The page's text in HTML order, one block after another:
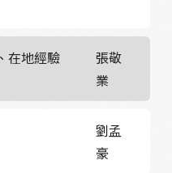
在地經驗
張敬
業
劉孟
豪